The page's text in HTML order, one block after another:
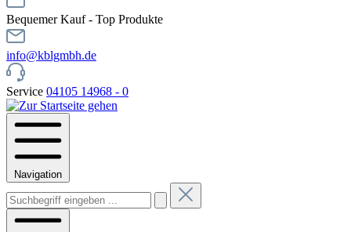
Bequemer Kauf - Top Produkte
info@kblgmbh.de
Service 04105 14968 - 0
Navigation